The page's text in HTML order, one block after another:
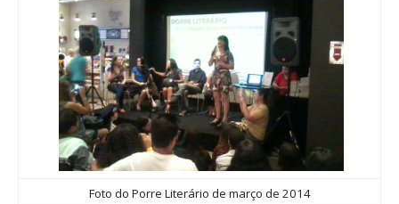
Foto do Porre Literário de março de 2014